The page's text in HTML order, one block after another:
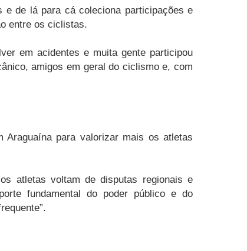
e de lá para cá coleciona participações e
entre os ciclistas.
em acidentes e muita gente participou
amigos em geral do ciclismo e, com
para valorizar mais os atletas
atletas voltam de disputas regionais e
fundamental do poder público e do